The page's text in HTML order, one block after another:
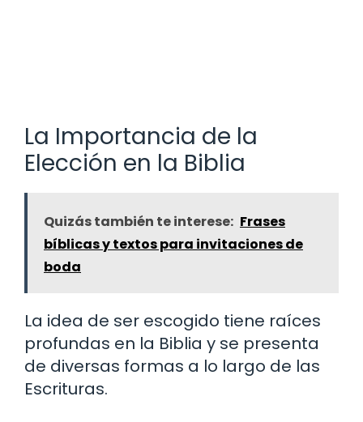
La Importancia de la
Elección en la Biblia
Quizás también te interese: Frases
bíblicas y textos para invitaciones de
boda
La idea de ser escogido tiene raíces
profundas en la Biblia y se presenta
de diversas formas a lo largo de las
Escrituras.